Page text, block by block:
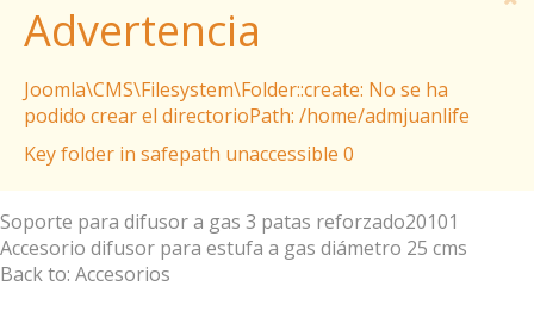
Advertencia
Joomla\CMS\Filesystem\Folder::create: No se ha
podido crear el directorioPath: /home/admjuanlife
Key folder in safepath unaccessible 0
Soporte para difusor a gas 3 patas reforzado20101
Accesorio difusor para estufa a gas diámetro 25 cms
Back to: Accesorios